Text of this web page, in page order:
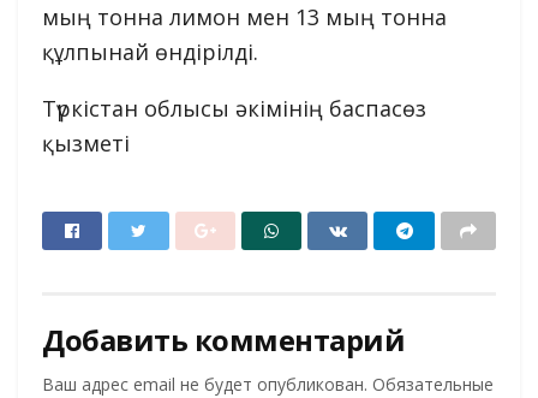
мың тонна лимон мен 13 мың тонна
құлпынай өндірілді.
Түркістан облысы әкімінің баспасөз
қызметі
Добавить комментарий
Ваш адрес email не будет опубликован. Обязательные